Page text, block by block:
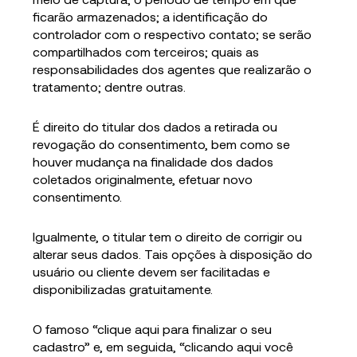
ficarão armazenados; a identificação do
controlador com o respectivo contato; se serão
compartilhados com terceiros; quais as
responsabilidades dos agentes que realizarão o
tratamento; dentre outras.
É direito do titular dos dados a retirada ou
revogação do consentimento, bem como se
houver mudança na finalidade dos dados
coletados originalmente, efetuar novo
consentimento.
Igualmente, o titular tem o direito de corrigir ou
alterar seus dados. Tais opções à disposição do
usuário ou cliente devem ser facilitadas e
disponibilizadas gratuitamente.
O famoso “clique aqui para finalizar o seu
cadastro” e, em seguida, “clicando aqui você